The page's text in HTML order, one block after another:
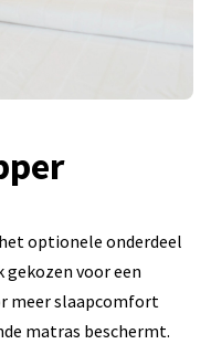
optionele onderdeel
gekozen voor een
meer slaapcomfort
matras beschermt.